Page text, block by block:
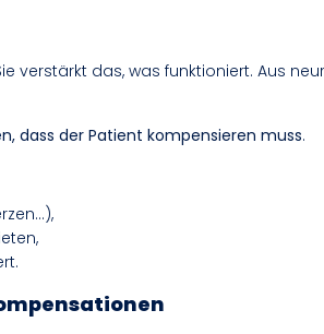
verstärkt das, was funktioniert. Aus
dass der Patient kompensieren muss.